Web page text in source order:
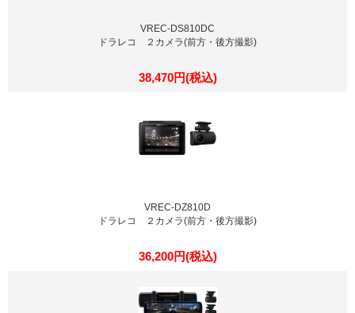
VREC-DS810DC
ドラレコ ２カメラ(前方・後方撮影)
38,470円(税込)
VREC-DZ810D
ドラレコ ２カメラ(前方・後方撮影)
36,200円(税込)